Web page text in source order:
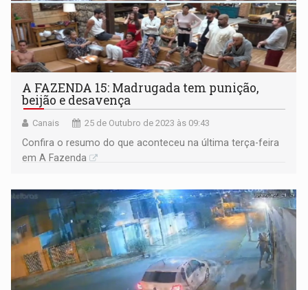
A FAZENDA 15: Madrugada tem punição,
beijão e desavença
Canais 25 de Outubro de 2023 às 09:43
Confira o resumo do que aconteceu na última terça-feira
em A Fazenda